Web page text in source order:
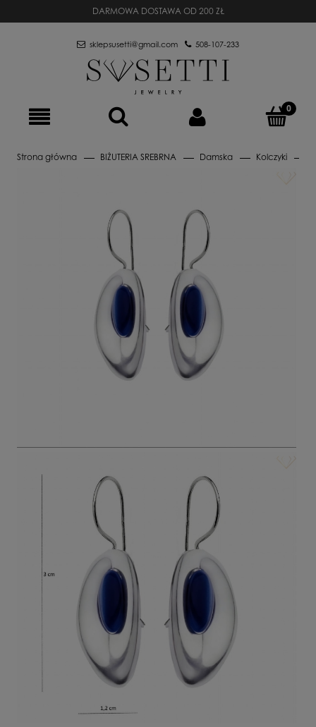
DARMOWA DOSTAWA OD 200 ZŁ
sklepsusetti@gmail.com 508-107-233
Strona główna BIŻUTERIA SREBRNA Damska Kolczyki